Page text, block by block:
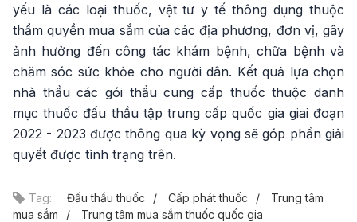
yếu là các loại thuốc, vật tư y tế thông dụng thuộc
thẩm quyền mua sắm của các địa phương, đơn vị, gây
ảnh hưởng đến công tác khám bệnh, chữa bệnh và
chăm sóc sức khỏe cho người dân. Kết quả lựa chọn
nhà thầu các gói thầu cung cấp thuốc thuộc danh
mục thuốc đấu thầu tập trung cấp quốc gia giai đoạn
2022 - 2023 được thông qua kỳ vọng sẽ góp phần giải
quyết được tình trạng trên.
Tag: Đấu thầu thuốc Cấp phát thuốc
Trung tâm
mua sắm
Trung tâm mua sắm thuốc quốc gia